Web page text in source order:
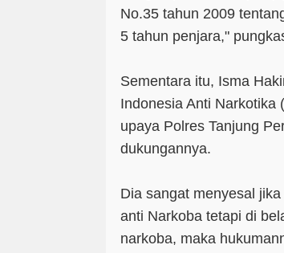
No.35 tahun 2009
5 tahun penjara,"
Sementara itu, Isma
Indonesia Anti Narkotika
upaya Polres Tanjung
dukungannya.
Dia sangat menyesal
anti Narkoba tetapi di
narkoba, maka